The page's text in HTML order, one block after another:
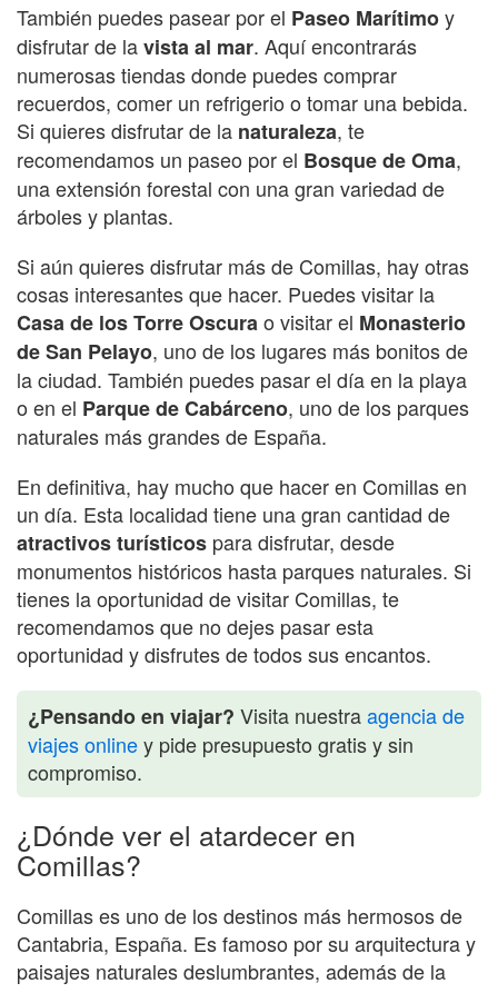
También puedes pasear por el Paseo Marítimoy
disfrutar de lavista al mar. Aquí encontrarás
numerosas tiendas donde puedes comprar
recuerdos, comer un refrigerio o tomar una bebida.
Si quieres disfrutar de la naturaleza, te
recomendamos un paseo por el Bosque de Oma,
una extensión forestal con una gran variedad de
árboles y plantas.
Si aún quieres disfrutar más de Comillas, hay otras
cosas interesantes que hacer. Puedes visitar la
Casa de los Torre Oscurao visitar el Monasterio
de San Pelayo, uno de los lugares más bonitos de
la ciudad. También puedes pasar el día en la playa
o en el Parque de Cabárceno, uno de los parques
naturales más grandes de España.
En definitiva, hay mucho que hacer en Comillas en
un día. Esta localidad tiene una gran cantidad de
atractivos turísticos para disfrutar, desde
monumentos históricos hasta parques naturales. Si
tienes la oportunidad de visitar Comillas, te
recomendamos que no dejes pasar esta
oportunidad y disfrutes de todos sus encantos.
¿Pensando en viajar? Visita nuestraagencia de
viajes onliney pide presupuesto gratis y sin
compromiso.
¿Dónde ver el atardecer en
Comillas?
Comillas es uno de los destinos más hermosos de
Cantabria, España. Es famoso por su arquitectura y
paisajes naturales deslumbrantes, además de la